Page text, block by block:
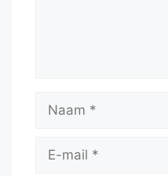
Naam